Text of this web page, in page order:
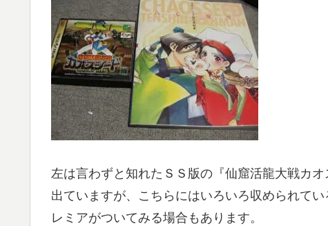
左は言わずと知れたＳＳ版の『仙窟活龍大戦カ
出ていますが、こちらにはいろいろ収められて
レミアがついてみる場合もあります。